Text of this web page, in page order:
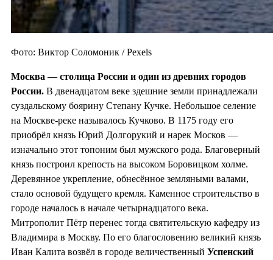
Фото: Виктор Соломоник / Pexels
Москва — столица России и один из древних городов
России. В двенадцатом веке здешние земли принадлежали
суздальскому боярину Степану Кучке. Небольшое селение
на Москве-реке называлось Кучково. В 1175 году его
приобрёл князь Юрий Долгорукий и нарек Москов —
изначально этот топоним был мужского рода. Благоверный
князь построил крепость на высоком Боровицком холме.
Деревянное укрепление, обнесённое земляными валами,
стало основой будущего кремля. Каменное строительство в
городе началось в начале четырнадцатого века.
Митрополит Пётр перенес тогда святительскую кафедру из
Владимира в Москву. По его благословению великий князь
Иван Калита возвёл в городе величественный Успенский